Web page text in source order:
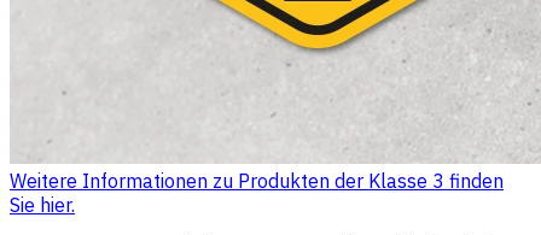
Weitere Informationen zu Produkten der Klasse 3 finden
Sie hier.